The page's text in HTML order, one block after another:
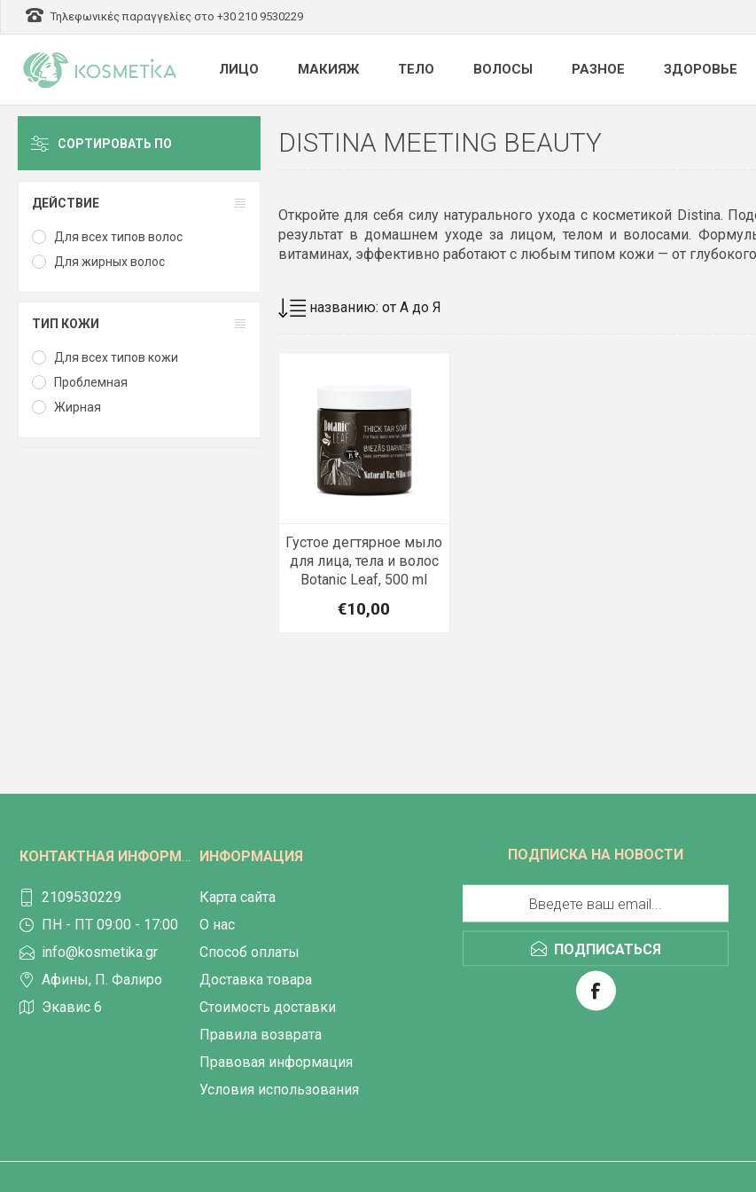
Τηλεφωνικές παραγγελίες στο +30 210 9530229
ЛИЦО МАКИЯЖ ТЕЛО ВОЛОСЫ РАЗНОЕ ЗДОРОВЬЕ
DISTINA MEETING BEAUTY
Откройте для себя силу натурального ухода с косметикой Distina.
результат в домашнем уходе за лицом, телом и волосами.
витаминах, эффективно работают с любым типом кожи — от
Густое дегтярное мыло
для лица, тела и волос
Botanic Leaf, 500 ml
€10,00
СОРТИРОВАТЬ ПО
ДЕЙСТВИЕ
Для всех типов волос
Для жирных волос
ТИП КОЖИ
Для всех типов кожи
Проблемная
Жирная
ПОДПИСКА НА НОВОСТИ
ПОДПИСАТЬСЯ
КОНТАКТНАЯ ИНФОРМАЦИЯ
2109530229
ПН - ПТ 09:00 - 17:00
info@kosmetika.gr
Афины, П. Фалиро
Экавис 6
ИНФОРМАЦИЯ
Карта сайта
О нас
Способ оплаты
Доставка товара
Стоимость доставки
Правила возврата
Правовая информация
Условия использования